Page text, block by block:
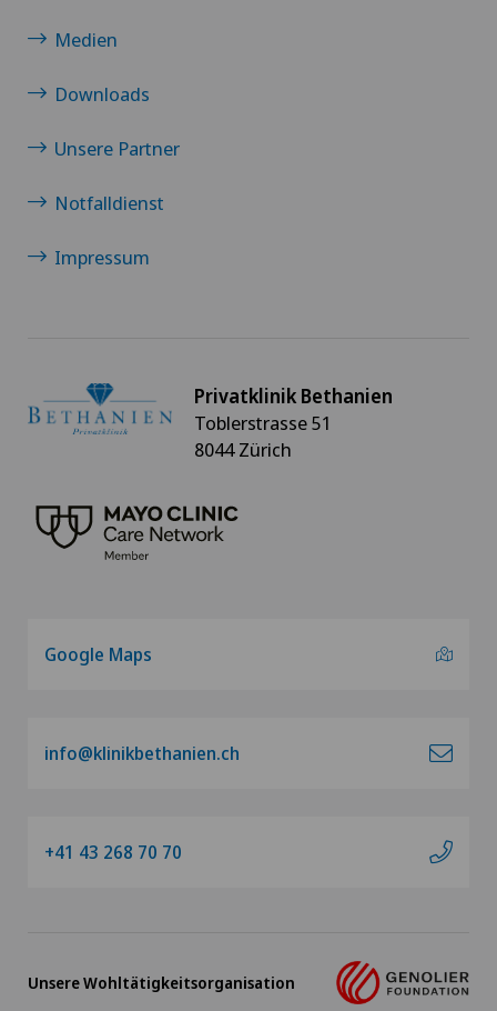
Krebstherapien und Onkologie
Kreuzbandriss
Magenchirurgie
Mammographie
Medizinische Onkologie
Morton Neurom
Mund- Kiefer- und Gesichtschirurgie
Myome
Neurologie
Ophthalmologie (Augenheilkunde)
Medien
Downloads
Unsere Partner
Notfalldienst
Impressum
Privatklinik Bethanien
Toblerstrasse 51
8044 Zürich
Google Maps
info@klinikbethanien.ch
+41 43 268 70 70
Unsere Wohltätigkeitsorganisation